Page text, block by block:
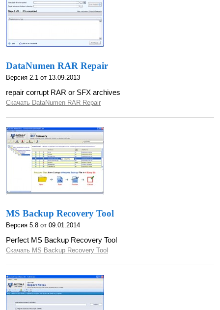
DataNumen RAR Repair
Версия 2.1 от 13.09.2013
repair corrupt RAR or SFX archives
Скачать DataNumen RAR Repair
MS Backup Recovery Tool
Версия 5.8 от 09.01.2014
Perfect MS Backup Recovery Tool
Скачать MS Backup Recovery Tool